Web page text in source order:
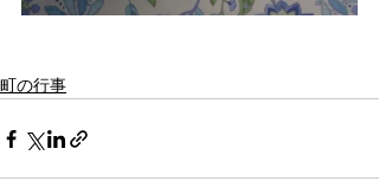
町の行事